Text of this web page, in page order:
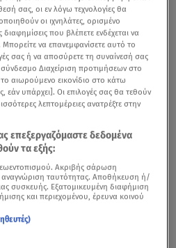
σας, οι εν λόγω τεχνολογίες θα
οι ιχνηλάτες, ορισμένο
που βλέπετε ενδέχεται να
Μπορείτε να επανεμφανίσετε αυτό το
σας ή να αποσύρετε τη συναίνεσή σας
Διαχείριση προτιμήσεων στο
αιωρούμενο εικονίδιο στο κάτω
εάν υπάρχει]. Οι επιλογές σας θα τεθούν
λεπτομέρειες ανατρέξτε στην
επεξεργαζόμαστε δεδομένα
τα εξής:
Ακριβής σάρωση
αναγνώριση ταυτότητας. Αποθήκευση ή/
συσκευής. Εξατομικευμένη διαφήμιση
και περιεχομένου, έρευνα κοινού